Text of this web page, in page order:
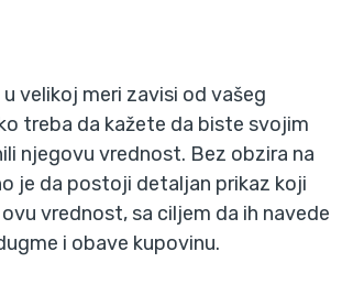
velikoj meri zavisi od vašeg
treba da kažete da biste svojim
njegovu vrednost. Bez obzira na
je da postoji detaljan prikaz koji
vrednost, sa ciljem da ih navede
i obave kupovinu.